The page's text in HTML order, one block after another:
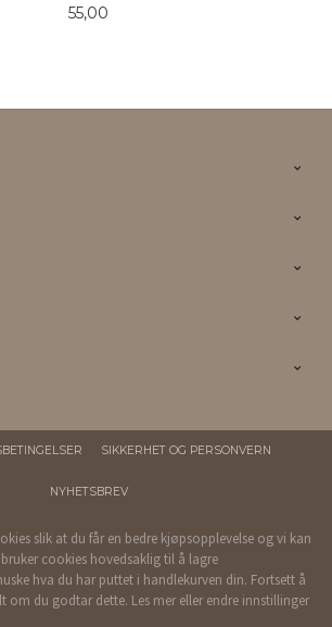
Pris
55,00
SIKKERHET OG PERSONVERN
NYHETSBREV
slik at du får en bedre kjøpsopplevelse og vi kan
cookies hovedsaklig til å lagre
hva du har puttet i handlekurven din. Fortsett å
om du godtar dette. Les mer eller endre innstillinger